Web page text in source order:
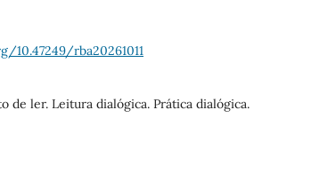
10.47249/rba20261011
de ler. Leitura dialógica. Prática dialógica.